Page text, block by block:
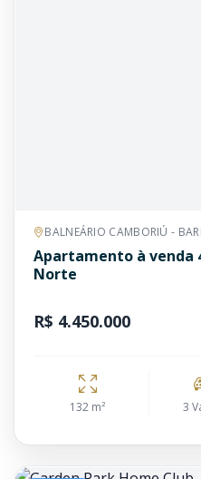
BALNEÁRIO CAMBORIÚ -
Apartamento à venda
Norte
R$ 4.450.000
132 m² 3